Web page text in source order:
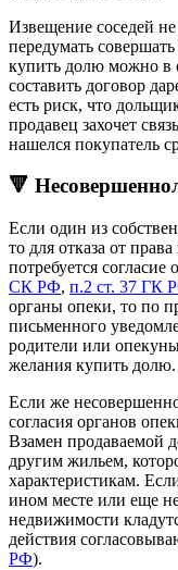
Извещение соседей
передумать
купить долю можно в
составить договор
есть риск, что
продавец захочет
нашелся покупатель
🔻
Если один из
то для отказа от
потребуется
СК РФ, п.2 ст. 37 ГК
органы опеки, то по
письменного
родители или
желания купить долю.
Если же
согласия органов
Взамен продаваемой
другим жильем,
характеристикам.
ином месте или еще
недвижимости
действия
РФ).